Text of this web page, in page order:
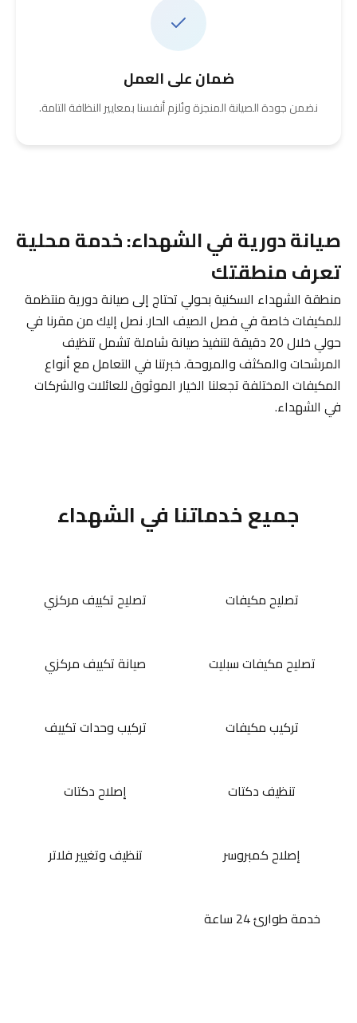
ضمان على العمل
نضمن جودة الصيانة المنجزة ونُلزم أنفسنا بمعايير النظافة التامة.
صيانة دورية في الشهداء: خدمة محلية
تعرف منطقتك
منطقة الشهداء السكنية بحولي تحتاج إلى صيانة دورية منتظمة
للمكيفات خاصة في فصل الصيف الحار. نصل إليك من مقرنا في
حولي خلال 20 دقيقة لتنفيذ صيانة شاملة تشمل تنظيف
المرشحات والمكثف والمروحة. خبرتنا في التعامل مع أنواع
المكيفات المختلفة تجعلنا الخيار الموثوق للعائلات والشركات
في الشهداء.
جميع خدماتنا في الشهداء
تصليح مكيفات تصليح تكييف مركزي
تصليح مكيفات سبليت صيانة تكييف مركزي
تركيب مكيفات تركيب وحدات تكييف
تنظيف دكتات إصلاح دكتات
إصلاح كمبروسر تنظيف وتغيير فلاتر
خدمة طوارئ 24 ساعة